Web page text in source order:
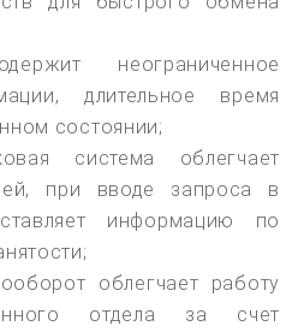
неограниченное
длительное время
состоянии;
система облегчает
при вводе запроса в
информацию по
облегчает работу
отдела за счет